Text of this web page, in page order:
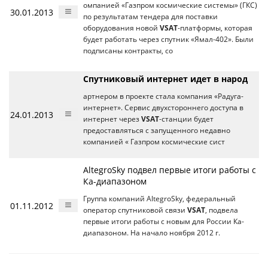
30.01.2013
омпанией «Газпром космические системы» (ГКС)
по результатам тендера для поставки
оборудования новой VSAT-платформы, которая
будет работать через спутник «Ямал-402». Были
подписаны контракты, со
24.01.2013
Спутниковый интернет идет в народ
артнером в проекте стала компания «Радуга-
интернет». Сервис двухстороннего доступа в
интернет через VSAT-станции будет
предоставляться с запущенного недавно
компанией « Газпром космические сист
01.11.2012
AltegroSky подвел первые итоги работы с
Ка-диапазоном
Группа компаний AltegroSky, федеральный
оператор спутниковой связи VSAT, подвела
первые итоги работы с новым для России Ка-
диапазоном. На начало ноября 2012 г.